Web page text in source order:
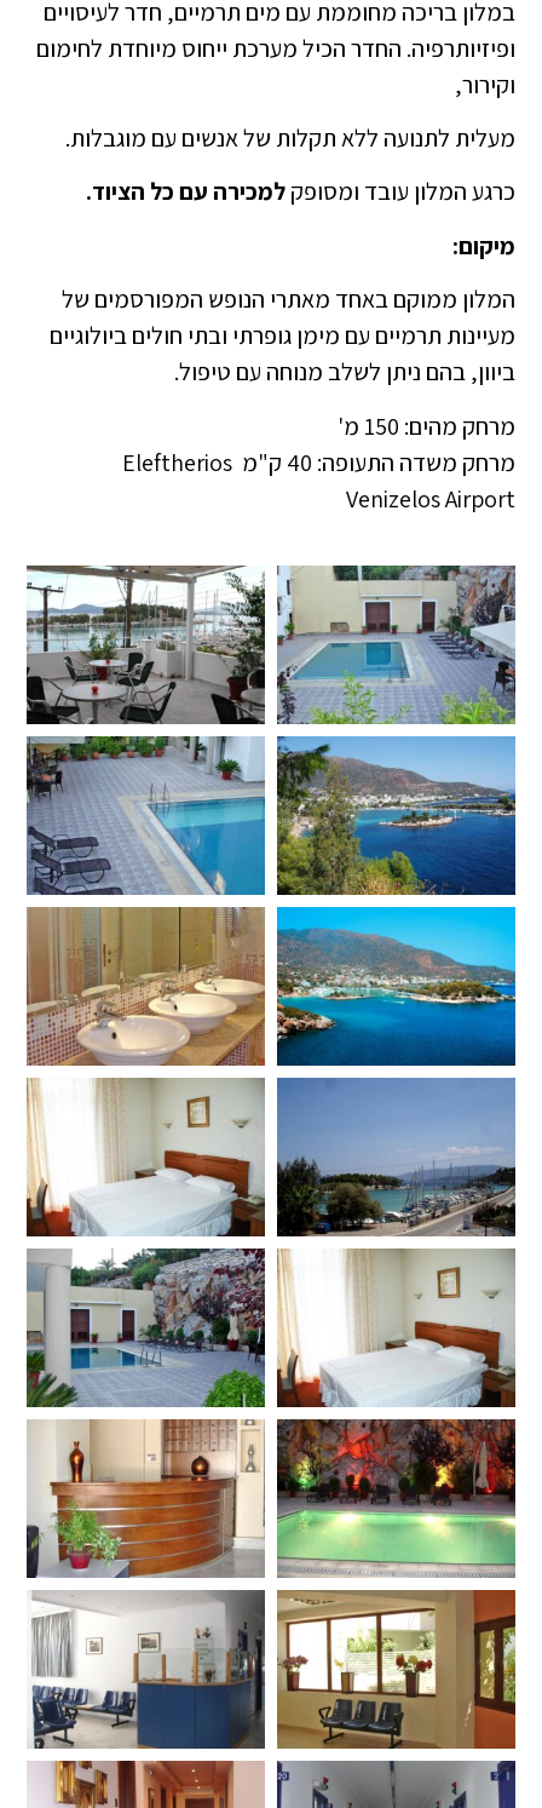
במלון בריכה מחוממת עם מים תרמיים, חדר לעיסויים
ופיזיותרפיה. החדר הכיל מערכת ייחוס מיוחדת לחימום
וקירור,
מעלית לתנועה ללא תקלות של אנשים עם מוגבלות.
כרגע המלון עובד ומסופקלמכירה עם כל הציוד.
מיקום:
המלון ממוקם באחד מאתרי הנופש המפורסמים של
מעיינות תרמיים עם מימן גופרתי ובתי חולים ביולוגיים
ביוון, בהם ניתן לשלב מנוחה עם טיפול.
מרחק מהים: 150 מ'
מרחק משדה התעופה: 40 ק"מ Eleftherios
Venizelos Airport